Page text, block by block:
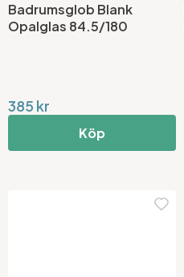
Badrumsglob Blank
Opalglas 84.5/180
385 kr
Köp